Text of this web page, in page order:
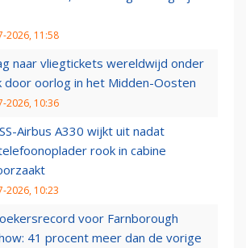
2026, 11:58
naar vliegtickets wereldwijd onder
door oorlog in het Midden-Oosten
2026, 10:36
Airbus A330 wijkt uit nadat
rook in cabine
2026, 10:23
voor Farnborough
41 procent meer dan de vorige